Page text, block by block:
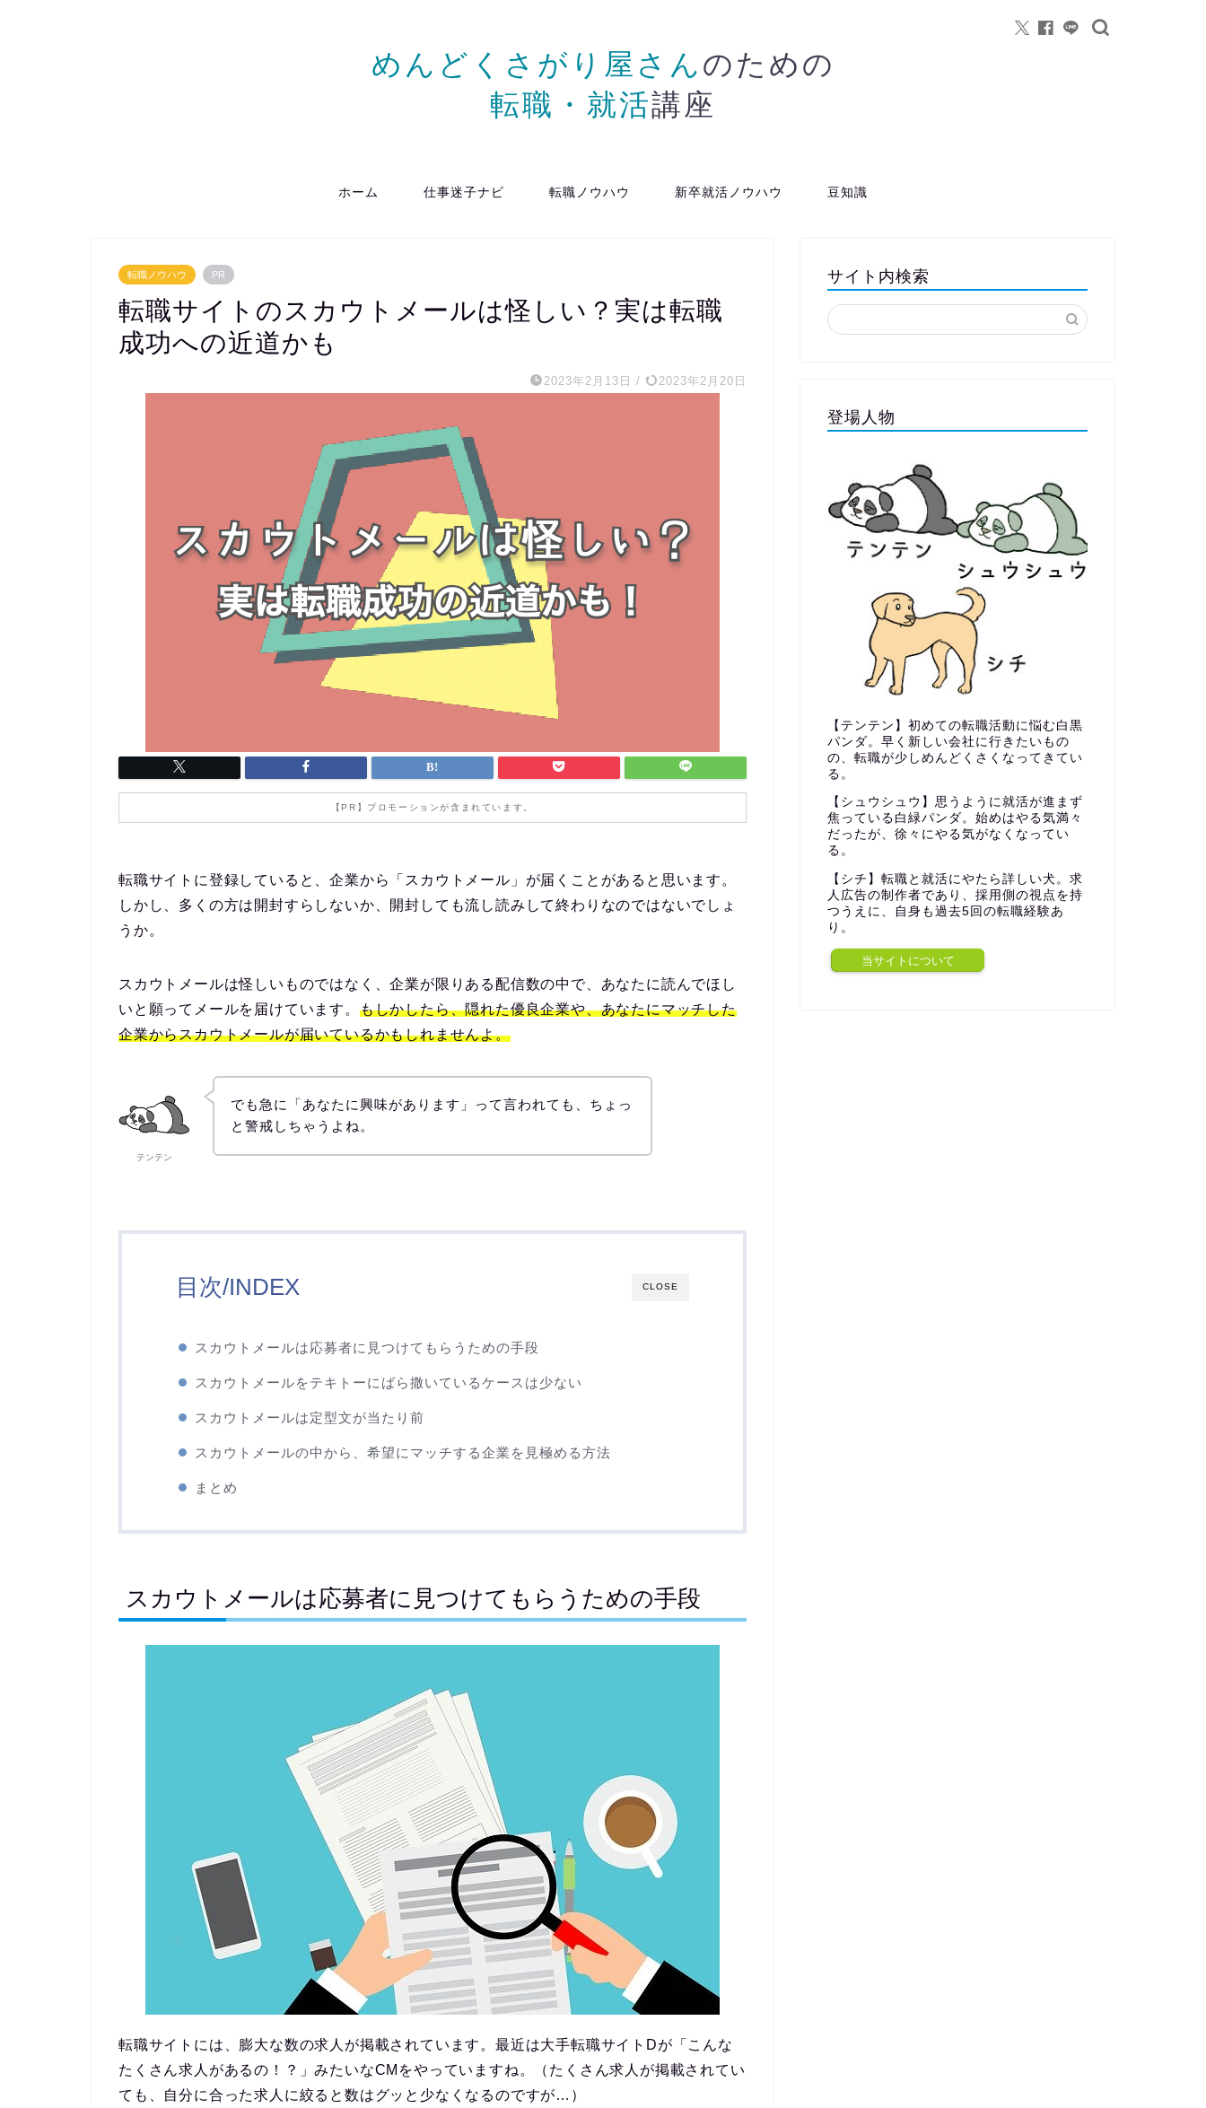
めんどくさがり屋さんのための
転職・就活講座
ホーム 仕事迷子ナビ 転職ノウハウ 新卒就活ノウハウ 豆知識
転職ノウハウ PR
転職サイトのスカウトメールは怪しい？実は転職
成功への近道かも
2023年2月13日 / 2023年2月20日
【PR】プロモーションが含まれています。
転職サイトに登録していると、企業から「スカウトメール」が届くことがあると思います。
しかし、多くの方は開封すらしないか、開封しても流し読みして終わりなのではないでしょ
うか。
スカウトメールは怪しいものではなく、企業が限りある配信数の中で、あなたに読んでほし
いと願ってメールを届けています。 もしかしたら、隠れた優良企業や、あなたにマッチした
企業からスカウトメールが届いているかもしれませんよ。
テンテン
でも急に「あなたに興味があります」って言われても、ちょっ
と警戒しちゃうよね。
CLOSE
目次/INDEX
スカウトメールは応募者に見つけてもらうための手段
スカウトメールをテキトーにばら撒いているケースは少ない
スカウトメールは定型文が当たり前
スカウトメールの中から、希望にマッチする企業を見極める方法
まとめ
スカウトメールは応募者に見つけてもらうための手段
転職サイトには、膨大な数の求人が掲載されています。最近は大手転職サイトDが「こんな
たくさん求人があるの！？」みたいなCMをやっていますね。（たくさん求人が掲載されてい
ても、自分に合った求人に絞ると数はグッと少なくなるのですが…）
サイト内検索
登場人物
【テンテン】初めての転職活動に悩む白黒
パンダ。早く新しい会社に行きたいもの
の、転職が少しめんどくさくなってきてい
る。
【シュウシュウ】思うように就活が進まず
焦っている白緑パンダ。始めはやる気満々
だったが、徐々にやる気がなくなってい
る。
【シチ】転職と就活にやたら詳しい犬。求
人広告の制作者であり、採用側の視点を持
つうえに、自身も過去5回の転職経験あ
り。
当サイトについて